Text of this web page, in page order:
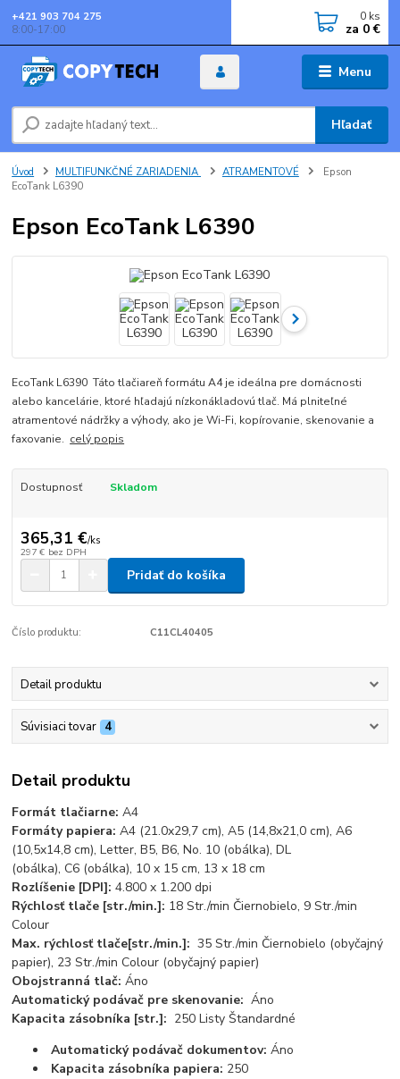
Menu
Hľadať
+421 903 704 275
8:00-17:00
0 ks
za 0 €
Úvod MULTIFUNKČNÉ ZARIADENIA ATRAMENTOVÉ
Epson
EcoTank L6390
Epson EcoTank L6390
EcoTank L6390 Táto tlačiareň formátu A4 je ideálna pre domácnosti
alebo kancelárie, ktoré hľadajú nízkonákladovú tlač. Má plniteľné
atramentové nádržky a výhody, ako je Wi-Fi, kopírovanie, skenovanie a
faxovanie. celý popis
Dostupnosť Skladom
365,31 €/ks
297 € bez DPH
Pridať do košíka
Číslo produktu: C11CL40405
Detail produktu
Súvisiaci tovar 4
Detail produktu
Formát tlačiarne:A4
Formáty papiera:A4 (21.0x29,7 cm), A5 (14,8x21,0 cm), A6
(10,5x14,8 cm), Letter, B5, B6, No. 10 (obálka), DL
(obálka), C6 (obálka), 10 x 15 cm, 13 x 18 cm
Rozlíšenie [DPI]:4.800 x 1.200 dpi
Rýchlosť tlače [str./min.]: 18 Str./min Čiernobielo, 9 Str./min
Colour
Max. rýchlosť tlače[str./min.]:35 Str./min Čiernobielo (obyčajný
papier), 23 Str./min Colour (obyčajný papier)
Obojstranná tlač:Áno
Automatický podávač pre skenovanie:Áno
Kapacita zásobníka [str.]: 250 Listy Štandardné
Automatický podávač dokumentov: Áno
Kapacita zásobníka papiera: 250